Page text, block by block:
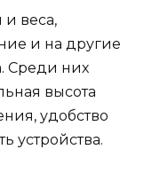
веса,
и на другие
Среди них
высота
удобство
устройства.